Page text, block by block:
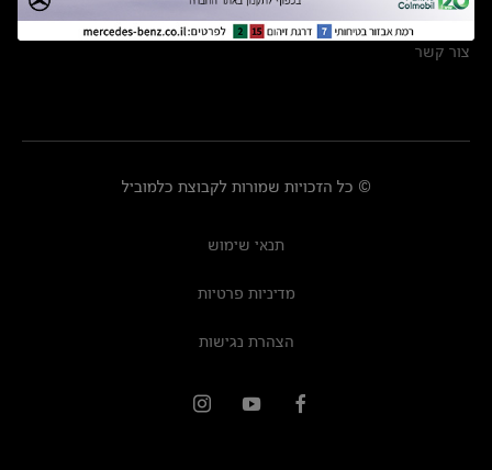
מרכזי שירות
צור קשר
© כל הזכויות שמורות לקבוצת כלמוביל
תנאי שימוש
מדיניות פרטיות
הצהרת נגישות